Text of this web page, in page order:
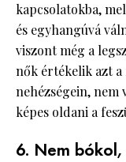
kapcsolatokba,
és egyhangúvá
viszont még a
nők értékelik azt
nehézségein, nem
képes oldani a
6. Nem bókol,